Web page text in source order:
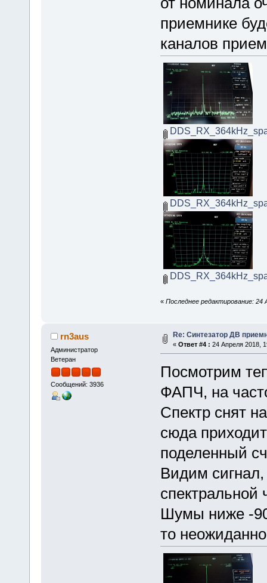
приемнике
каналов
« Последнее редактирование: 24
rn3aus
Администратор
Ветеран
Сообщений: 3936
Re: Синтезатор ДВ
« Ответ #4 : 24 Апреля 2018,
Посмотрим
ФАПЧ, на
Спектр снят
сюда
поделенный
Видим
спектральной
Шумы ниже -
то